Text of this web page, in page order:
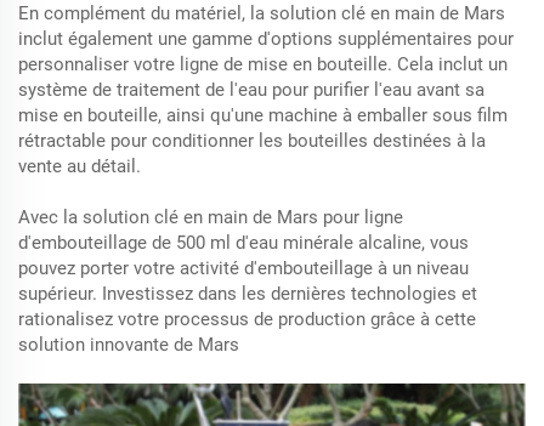
En complément du matériel, la solution clé en main de Mars
inclut également une gamme d'options supplémentaires pour
personnaliser votre ligne de mise en bouteille. Cela inclut un
système de traitement de l'eau pour purifier l'eau avant sa
mise en bouteille, ainsi qu'une machine à emballer sous film
rétractable pour conditionner les bouteilles destinées à la
vente au détail.
Avec la solution clé en main de Mars pour ligne
d'embouteillage de 500 ml d'eau minérale alcaline, vous
pouvez porter votre activité d'embouteillage à un niveau
supérieur. Investissez dans les dernières technologies et
rationalisez votre processus de production grâce à cette
solution innovante de Mars